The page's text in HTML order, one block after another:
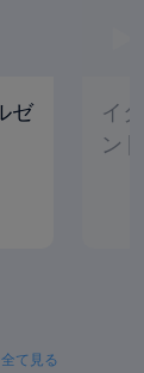
ゼ
イ
ン |
全て見る